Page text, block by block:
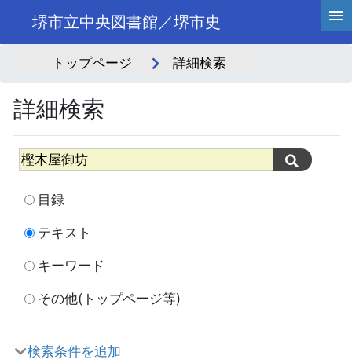
堺市立中央図書館／堺市史
トップページ 詳細検索
詳細検索
目録
テキスト
キーワード
その他(トップページ等)
検索条件を追加